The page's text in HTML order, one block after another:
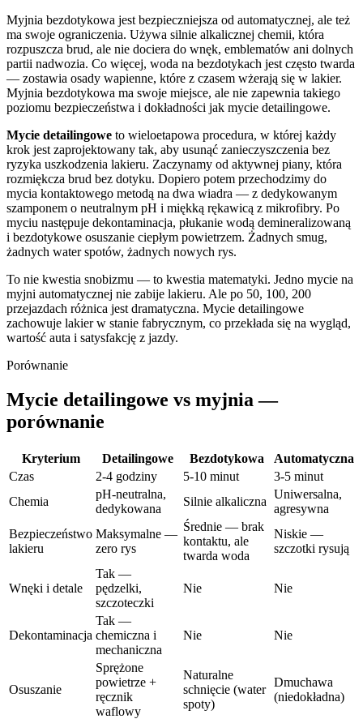
Myjnia bezdotykowa jest bezpieczniejsza od automatycznej, ale też
ma swoje ograniczenia. Używa silnie alkalicznej chemii, która
rozpuszcza brud, ale nie dociera do wnęk, emblematów ani dolnych
partii nadwozia. Co więcej, woda na bezdotykach jest często twarda
— zostawia osady wapienne, które z czasem wżerają się w lakier.
Myjnia bezdotykowa ma swoje miejsce, ale nie zapewnia takiego
poziomu bezpieczeństwa i dokładności jak mycie detailingowe.
Mycie detailingowe to wieloetapowa procedura, w której każdy
krok jest zaprojektowany tak, aby usunąć zanieczyszczenia bez
ryzyka uszkodzenia lakieru. Zaczynamy od aktywnej piany, która
rozmiękcza brud bez dotyku. Dopiero potem przechodzimy do
mycia kontaktowego metodą na dwa wiadra — z dedykowanym
szamponem o neutralnym pH i miękką rękawicą z mikrofibry. Po
myciu następuje dekontaminacja, płukanie wodą demineralizowaną
i bezdotykowe osuszanie ciepłym powietrzem. Żadnych smug,
żadnych water spotów, żadnych nowych rys.
To nie kwestia snobizmu — to kwestia matematyki. Jedno mycie na
myjni automatycznej nie zabije lakieru. Ale po 50, 100, 200
przejazdach różnica jest dramatyczna. Mycie detailingowe
zachowuje lakier w stanie fabrycznym, co przekłada się na wygląd,
wartość auta i satysfakcję z jazdy.
Porównanie
Mycie detailingowe vs myjnia —
porównanie
Kryterium Detailingowe Bezdotykowa
Automatyczna
Czas
2-4 godziny 5-10 minut
3-5 minut
Chemia
pH-neutralna,
dedykowana
Silnie alkaliczna
Uniwersalna,
agresywna
Bezpieczeństwo
lakieru
Maksymalne —
zero rys
Średnie — brak
kontaktu, ale
twarda woda
Niskie —
szczotki rysują
Wnęki i detale
Tak —
pędzelki,
szczoteczki
Nie Nie
Dekontaminacja
Tak —
chemiczna i
mechaniczna
Nie Nie
Osuszanie
Sprężone
powietrze +
ręcznik
waflowy
Naturalne
schnięcie (water
spoty)
Dmuchawa
(niedokładna)